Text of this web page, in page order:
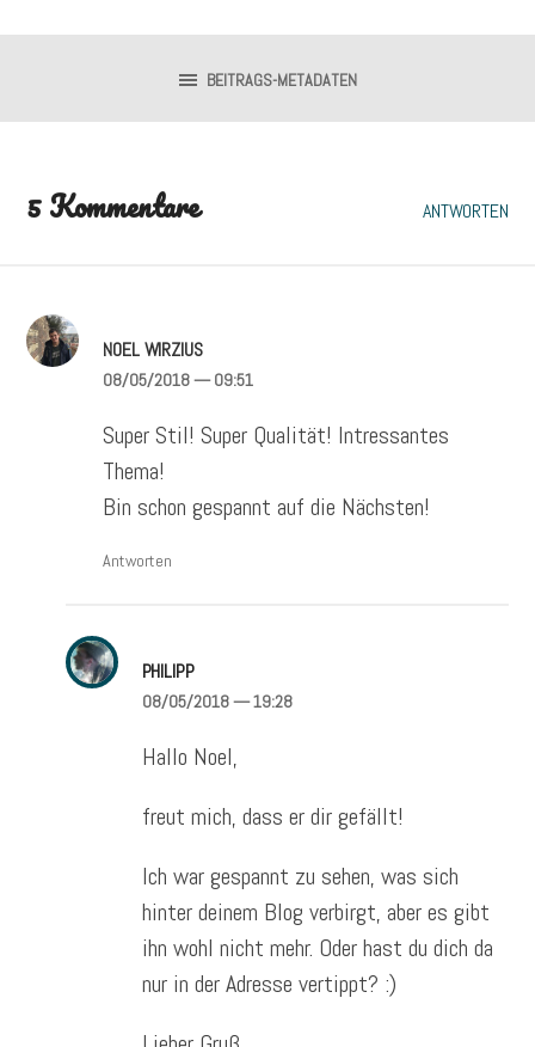
BEITRAGS-METADATEN
5 Kommentare ANTWORTEN
NOEL WIRZIUS
08/05/2018— 09:51
Super Stil! Super Qualität! Intressantes
Thema!
Bin schon gespannt auf die Nächsten!
Antworten
PHILIPP
08/05/2018— 19:28
Hallo Noel,
freut mich, dass er dir gefällt!
Ich war gespannt zu sehen, was sich
hinter deinem Blog verbirgt, aber es gibt
ihn wohl nicht mehr. Oder hast du dich da
nur in der Adresse vertippt? :)